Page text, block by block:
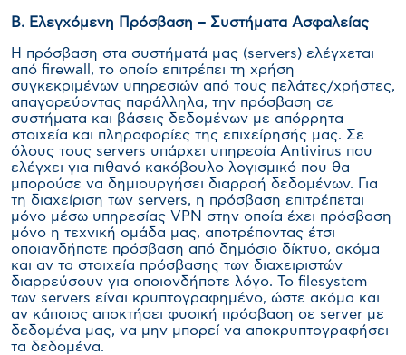
Β. Ελεγχόμενη Πρόσβαση – Συστήματα Ασφαλείας
Η πρόσβαση στα συστήματά μας (servers) ελέγχεται
από firewall, το οποίο επιτρέπει τη χρήση
συγκεκριμένων υπηρεσιών από τους πελάτες/χρήστες,
απαγορεύοντας παράλληλα, την πρόσβαση σε
συστήματα και βάσεις δεδομένων με απόρρητα
στοιχεία και πληροφορίες της επιχείρησής μας. Σε
όλους τους servers υπάρχει υπηρεσία Antivirus που
ελέγχει για πιθανό κακόβουλο λογισμικό που θα
μπορούσε να δημιουργήσει διαρροή δεδομένων. Για
τη διαχείριση των servers, η πρόσβαση επιτρέπεται
μόνο μέσω υπηρεσίας VPN στην οποία έχει πρόσβαση
μόνο η τεχνική ομάδα μας, αποτρέποντας έτσι
οποιανδήποτε πρόσβαση από δημόσιο δίκτυο, ακόμα
και αν τα στοιχεία πρόσβασης των διαχειριστών
διαρρεύσουν για οποιονδήποτε λόγο. Το filesystem
των servers είναι κρυπτογραφημένο, ώστε ακόμα και
αν κάποιος αποκτήσει φυσική πρόσβαση σε server με
δεδομένα μας, να μην μπορεί να αποκρυπτογραφήσει
τα δεδομένα.